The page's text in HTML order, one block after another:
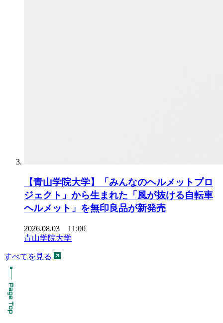
【青山学院大学】「みんなのヘルメットプロ
ジェクト」から生まれた「風が抜ける自転車
ヘルメット」を無印良品が新発売
2026.08.03 11:00
青山学院大学
すべてを見る